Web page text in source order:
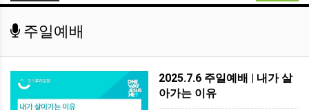
주일예배
2025.7.6 주일예배 | 내가 살
아가는 이유